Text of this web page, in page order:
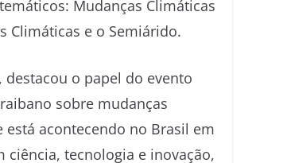
Mudanças Climáticas
Climáticas e o Semiárido.
destacou o papel do evento
sobre mudanças
acontecendo no Brasil em
ciência, tecnologia e inovação,